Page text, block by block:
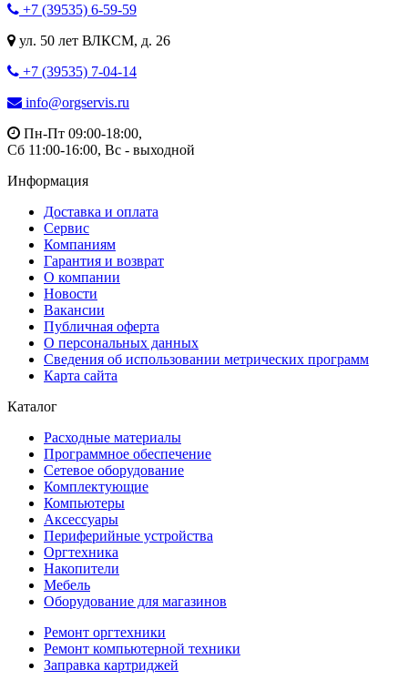
+7 (39535) 6-59-59
ул. 50 лет ВЛКСМ, д. 26
+7 (39535) 7-04-14
info@orgservis.ru
Пн-Пт 09:00-18:00,
Сб 11:00-16:00, Вс - выходной
Информация
Доставка и оплата
Сервис
Компаниям
Гарантия и возврат
О компании
Новости
Вакансии
Публичная оферта
О персональных данных
Сведения об использовании метрических программ
Карта сайта
Каталог
Расходные материалы
Программное обеспечение
Сетевое оборудование
Комплектующие
Компьютеры
Аксессуары
Периферийные устройства
Оргтехника
Накопители
Мебель
Оборудование для магазинов
Ремонт оргтехники
Ремонт компьютерной техники
Заправка картриджей